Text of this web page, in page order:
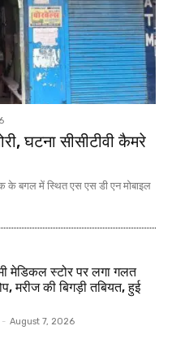
घटना सीसीटीवी कैमरे
के बगल में स्थित एस एस डी एन मोबाइल
मेडिकल स्टोर पर लगा गलत
मरीज की बिगड़ी तबियत, हुई
- August 7, 2026